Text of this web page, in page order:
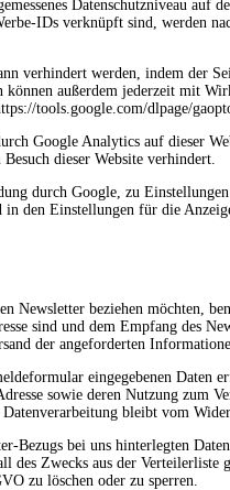
Datenschutzniveau
IDs verknüpft sind, werden
verhindert werden, indem der
können außerdem jederzeit mit
tools.google.com/dlpage/
Google Analytics auf dieser
dieser Website verhindert.
durch Google, zu
den Einstellungen für die
Newsletter beziehen möchten,
sind und dem Empfang des
der angeforderten
eingegebenen
sowie deren Nutzung zum
bleibt vom
Bezugs bei uns hinterlegten
des Zwecks aus der
zu löschen oder zu sperren.